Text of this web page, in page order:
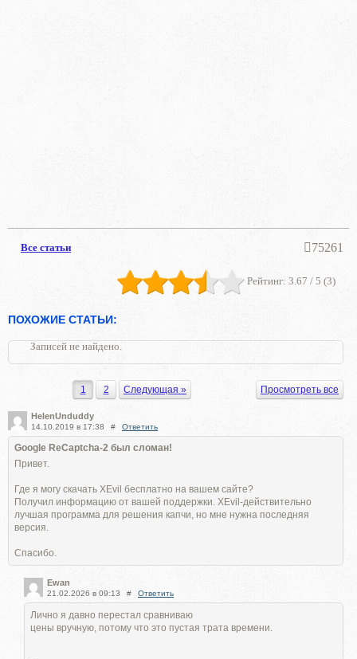
Все статьи 75261
Рейтинг: 3.67 / 5 (3)
ПОХОЖИЕ СТАТЬИ:
Записей не найдено.
Просмотреть все
1 2 Следующая »
HelenUnduddy
14.10.2019 в 17:38 # Ответить
Google ReCaptcha-2 был сломан!
Привет.
Где я могу скачать XEvil бесплатно на вашем сайте?
Получил информацию от вашей поддержки. XEvil-действительно
лучшая программа для решения капчи, но мне нужна последняя
версия.
Спасибо.
Ewan
21.02.2026 в 09:13 # Ответить
Лично я давно перестал сравниваю
цены вручную, потому что это пустая трата времени.